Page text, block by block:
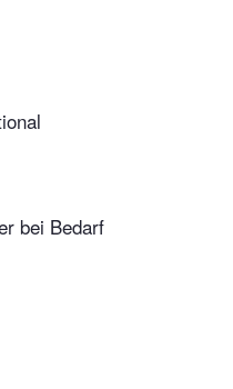
bei Bedarf